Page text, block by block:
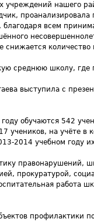
учреждений нашего
благодаря всем
снижается
среднюю школу, где
выступила с
обучаются 542
учеников, на учёте
2014 учебном году
правонарушений,
прокуратурой,
работа
профилактики